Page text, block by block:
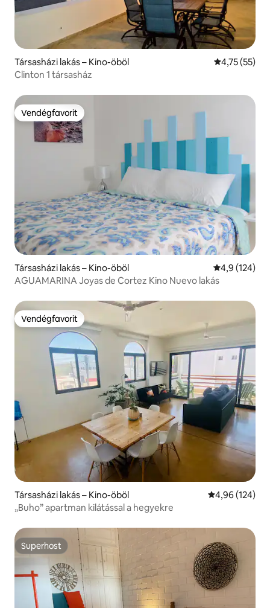
Társasházi lakás – Kino-öböl Átlagos
4,75 (55)
Clinton 1 társasház
Vendégfavorit
Vendégfavorit
Társasházi lakás – Kino-öböl Átlagos
4,9 (124)
AGUAMARINA Joyas de Cortez Kino Nuevo lakás
Vendégfavorit
Vendégfavorit
Társasházi lakás – Kino-öböl Átlagos
4,96 (124)
„Buho” apartman kilátással a hegyekre
Superhost
Superhost